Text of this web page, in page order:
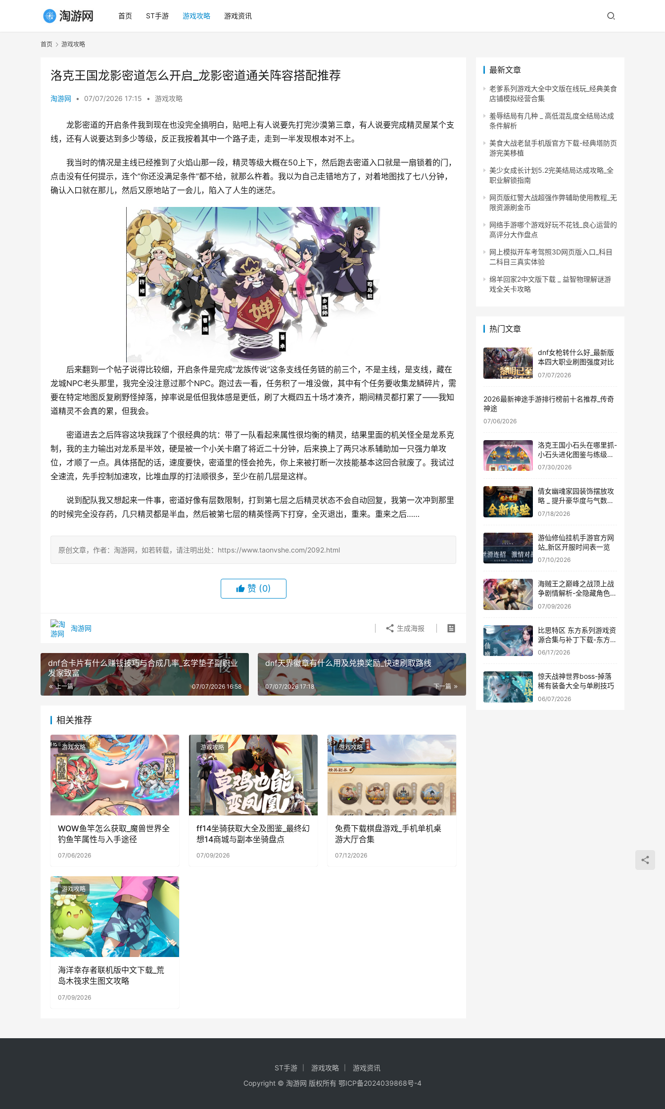
首页 ST手游 游戏攻略 游戏资讯
首页 游戏攻略
洛克王国龙影密道怎么开启_龙影密道通关阵容搭配推荐
淘游网 • 07/07/2026 17:15 • 游戏攻略
龙影密道的开启条件我到现在也没完全搞明白，贴吧上有人说要先打完沙漠第三章，有人说要完成精灵屋某个支
线，还有人说要达到多少等级，反正我按着其中一个路子走，走到一半发现根本对不上。
我当时的情况是主线已经推到了火焰山那一段，精灵等级大概在50上下，然后跑去密道入口就是一扇锁着的门，
点击没有任何提示，连个”你还没满足条件”都不给，就那么杵着。我以为自己走错地方了，对着地图找了七八分钟，
确认入口就在那儿，然后又原地站了一会儿，陷入了人生的迷茫。
后来翻到一个帖子说得比较细，开启条件是完成”龙族传说”这条支线任务链的前三个，不是主线，是支线，藏在
龙城NPC老头那里，我完全没注意过那个NPC。跑过去一看，任务积了一堆没做，其中有个任务要收集龙鳞碎片，需
要在特定地图反复刷野怪掉落，掉率说是低但我体感是更低，刷了大概四五十场才凑齐，期间精灵都打累了——我知
道精灵不会真的累，但我会。
密道进去之后阵容这块我踩了个很经典的坑：带了一队看起来属性很均衡的精灵，结果里面的机关怪全是龙系克
制，我的主力输出对龙系是半效，硬是被一个小关卡磨了将近二十分钟，后来换上了两只冰系辅助加一只强力单攻
位，才顺了一点。具体搭配的话，速度要快，密道里的怪会抢先，你上来被打断一次技能基本这回合就废了。我试过
全速流，先手控制加速攻，比堆血厚的打法顺很多，至少在前几层是这样。
说到配队我又想起来一件事，密道好像有层数限制，打到第七层之后精灵状态不会自动回复，我第一次冲到那里
的时候完全没存药，几只精灵都是半血，然后被第七层的精英怪两下打穿，全灭退出，重来。重来之后……
原创文章，作者：淘游网，如若转载，请注明出处：https://www.taonvshe.com/2092.html
赞 (0)
淘游网 生成海报
dnf合卡片有什么赚钱技巧与合成几率_玄学垫子副职业
发家致富
上一篇 07/07/2026 16:58
dnf天界徽章有什么用及兑换奖励_快速刷取路线
下一篇
07/07/2026 17:18
相关推荐
游戏攻略
WOW鱼竿怎么获取_魔兽世界全
钓鱼竿属性与入手途径
07/06/2026
游戏攻略
ff14坐骑获取大全及图鉴_最终幻
想14商城与副本坐骑盘点
07/09/2026
游戏攻略
免费下载棋盘游戏_手机单机桌
游大厅合集
07/12/2026
游戏攻略
海洋幸存者联机版中文下载_荒
岛木筏求生图文攻略
07/09/2026
最新文章
老爹系列游戏大全中文版在线玩_经典美食
店铺模拟经营合集
羞辱结局有几种 _ 高低混乱度全结局达成
条件解析
美食大战老鼠手机版官方下载-经典塔防页
游完美移植
美少女成长计划5.2完美结局达成攻略_全
职业解锁指南
网页版红警大战超强作弊辅助使用教程_无
限资源刷金币
网络手游哪个游戏好玩不花钱_良心运营的
高评分大作盘点
网上模拟开车考驾照3D网页版入口_科目
二科目三真实体验
绵羊回家2中文版下载 _ 益智物理解谜游
戏全关卡攻略
热门文章
dnf女枪转什么好_最新版
本四大职业刷图强度对比
07/07/2026
2026最新神途手游排行榜前十名推荐_传奇
神途
07/06/2026
洛克王国小石头在哪里抓-
小石头进化图鉴与练级路
线
07/30/2026
倩女幽魂家园装饰摆放攻
略 _ 提升豪华度与气数技
巧
07/18/2026
游仙修仙挂机手游官方网
站_新区开服时间表一览
07/10/2026
海贼王之巅峰之战顶上战
争剧情解析-全隐藏角色出
招表
07/09/2026
比思特区 东方系列游戏资
源合集与补丁下载-东方
Project
06/17/2026
惊天战神世界boss-掉落
稀有装备大全与单刷技巧
06/07/2026
ST手游 游戏攻略
游戏资讯
Copyright © 淘游网 版权所有 鄂ICP备2024039868号-4